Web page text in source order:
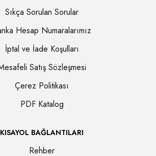
Sıkça Sorulan Sorular
Hesap Numaralarımız
İptal ve İade Koşulları
Satış Sözleşmesi
Çerez Politikası
PDF Katalog
KISAYOL BAĞLANTILARI
Rehber